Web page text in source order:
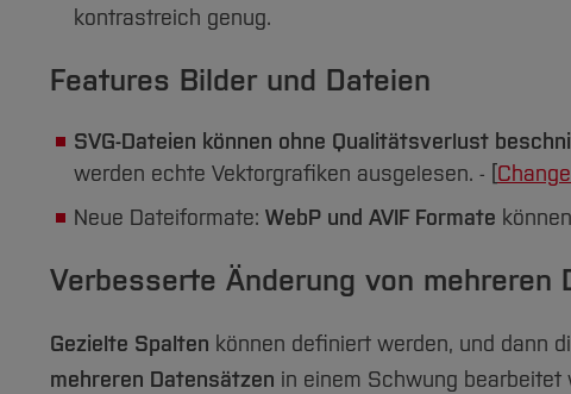
kontrastreich genug.
Features Bilder und Dateien
SVG-Dateien können ohne Qualitätsverlust
werden echte Vektorgrafiken ausgelesen. - [
Neue Dateiformate: WebP und AVIF Formate
Verbesserte Änderung von mehreren
Gezielte Spalten können definiert werden, und dann
mehreren Datensätzen in einem Schwung bearbeitet